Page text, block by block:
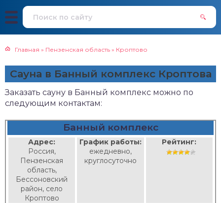
Главная » Пензенская область » Кроптово
Сауна в Банный комплекс Кроптова
Заказать сауну в Банный комплекс можно по
следующим контактам:
Банный комплекс
Адрес:
Россия,
Пензенская
область,
Бессоновский
район, село
Кроптово
График работы:
ежедневно,
круглосуточно
Рейтинг: